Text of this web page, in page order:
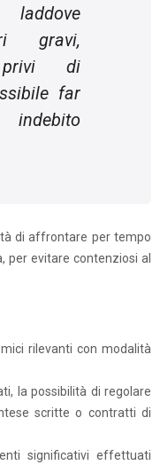
gravi,
privi di
far
indebito
di affrontare per tempo
per evitare contenziosi al
rilevanti con modalità
la possibilità di regolare
scritte o contratti di
significativi effettuati